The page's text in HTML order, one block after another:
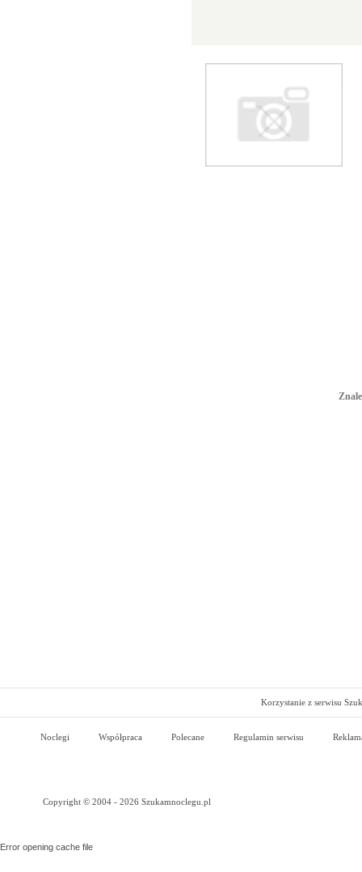
Korzystanie z serwisu
Noclegi Współpraca Polecane Regulamin serwisu
Copyright © 2004 - 2026 Szukamnoclegu.pl
Error opening cache file